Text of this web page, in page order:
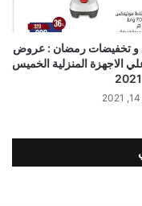
تخفيضات رمضان : عروض
علي الاجهزة المنزلية الخميس